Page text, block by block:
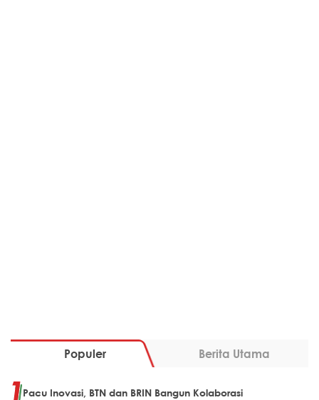
Populer Berita Utama
Pacu Inovasi, BTN dan BRIN Bangun Kolaborasi